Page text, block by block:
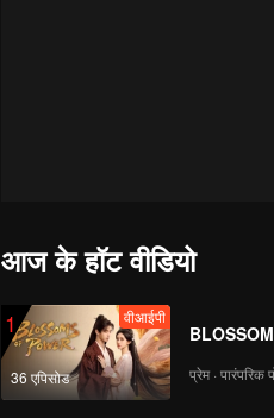
आज के हॉट वीडियो
1
36 एपिसोड
वीआईपी
प्रेम · पारंपरिक